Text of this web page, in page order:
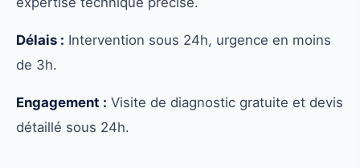
Délais : Intervention sous 24h, urgence en moins
de 3h.
Engagement : Visite de diagnostic gratuite et devis
détaillé sous 24h.